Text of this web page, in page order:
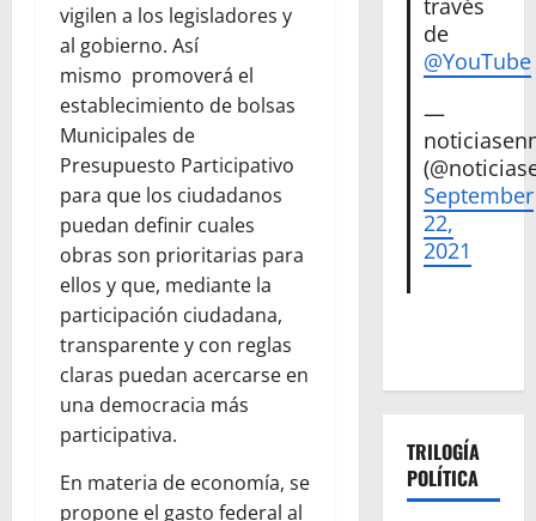
vigilen a los legisladores y
al gobierno. Así
mismo promoverá el
establecimiento de bolsas
Municipales de
Presupuesto Participativo
para que los ciudadanos
puedan definir cuales
obras son prioritarias para
ellos y que, mediante la
participación ciudadana,
transparente y con reglas
claras puedan acercarse en
una democracia más
participativa.
En materia de economía, se
propone el gasto federal al
través
de
@YouTube
—
September
22,
2021
TRILOGÍA
POLÍTICA